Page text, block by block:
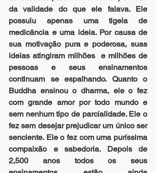
da validade do que ele falava. Ele
possuiu apenas uma tigela de
medicância e uma ideia. Por causa de
sua motivação pura e poderosa, suas
ideias atingiram milhões  e milhões de
pessoas e seus ensinamentos
continuam se espalhando. Quanto o
Buddha ensinou o dharma, ele o fez
com grande amor por todo mundo e
sem nenhum tipo de parcialidade. Ele o
fez sem desejar prejudicar um único ser
senciente. Ele o fez com uma puríssima
compaixão e sabedoria. Depois de
2,500 anos todos os seus